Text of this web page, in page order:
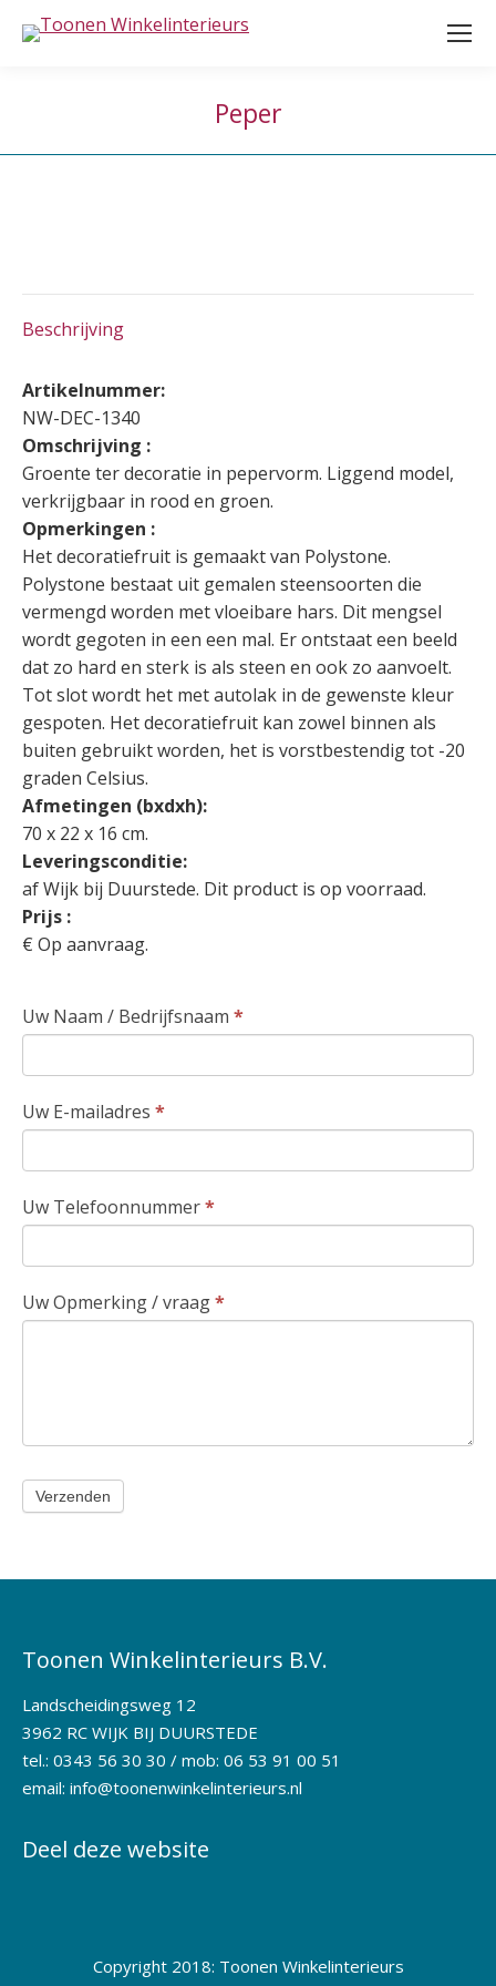
Peper
Beschrijving
Artikelnummer:
NW-DEC-1340
Omschrijving :
Groente ter decoratie in pepervorm. Liggend model,
verkrijgbaar in rood en groen.
Opmerkingen :
Het decoratiefruit is gemaakt van Polystone.
Polystone bestaat uit gemalen steensoorten die
vermengd worden met vloeibare hars. Dit mengsel
wordt gegoten in een een mal. Er ontstaat een beeld
dat zo hard en sterk is als steen en ook zo aanvoelt.
Tot slot wordt het met autolak in de gewenste kleur
gespoten. Het decoratiefruit kan zowel binnen als
buiten gebruikt worden, het is vorstbestendig tot -20
graden Celsius.
Afmetingen (bxdxh):
70 x 22 x 16 cm.
Leveringsconditie:
af Wijk bij Duurstede. Dit product is op voorraad.
Prijs :
€ Op aanvraag.
Uw Naam / Bedrijfsnaam *
Uw E-mailadres *
Uw Telefoonnummer*
Uw Opmerking / vraag*
Verzenden
Toonen Winkelinterieurs B.V.
Landscheidingsweg 12
3962 RC WIJK BIJ DUURSTEDE
tel.: 0343 56 30 30 / mob: 06 53 91 00 51
email: info@toonenwinkelinterieurs.nl
Deel deze website
Copyright 2018: Toonen Winkelinterieurs